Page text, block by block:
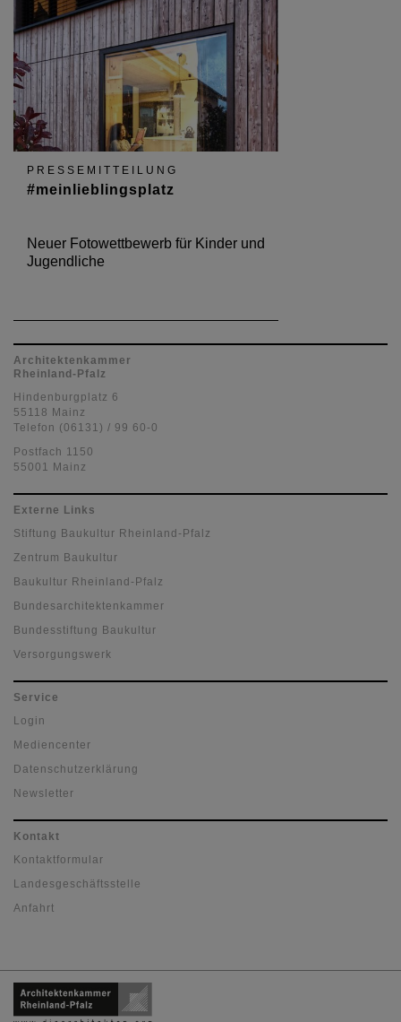
PRESSEMITTEILUNG
#meinlieblingsplatz
Neuer Fotowettbewerb für Kinder und
Jugendliche
Architektenkammer
Rheinland-Pfalz
Hindenburgplatz 6
55118 Mainz
Telefon (06131) / 99 60-0
Postfach 1150
55001 Mainz
Externe Links
Stiftung Baukultur Rheinland-Pfalz
Zentrum Baukultur
Baukultur Rheinland-Pfalz
Bundesarchitektenkammer
Bundesstiftung Baukultur
Versorgungswerk
Service
Login
Mediencenter
Datenschutzerklärung
Newsletter
Kontakt
Kontaktformular
Landesgeschäftsstelle
Anfahrt